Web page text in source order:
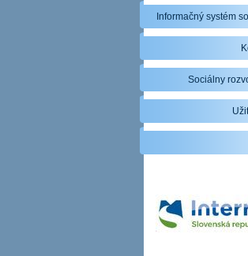
Informačný systém
Sociálny